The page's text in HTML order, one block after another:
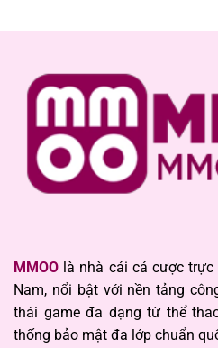
MMOO là nhà cái cá cược
Nam, nổi bật với nền tảng
thái game đa dạng từ thể
thống bảo mật đa lớp chuẩn